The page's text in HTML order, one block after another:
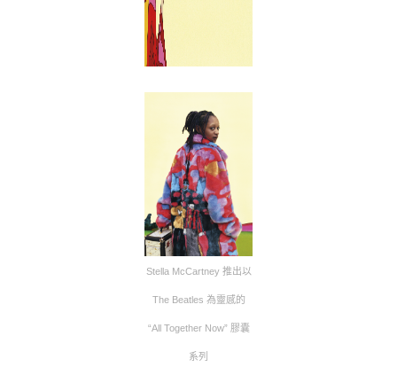
Stella McCartney 推出以
The Beatles 為靈感的
“All Together Now” 膠囊
系列